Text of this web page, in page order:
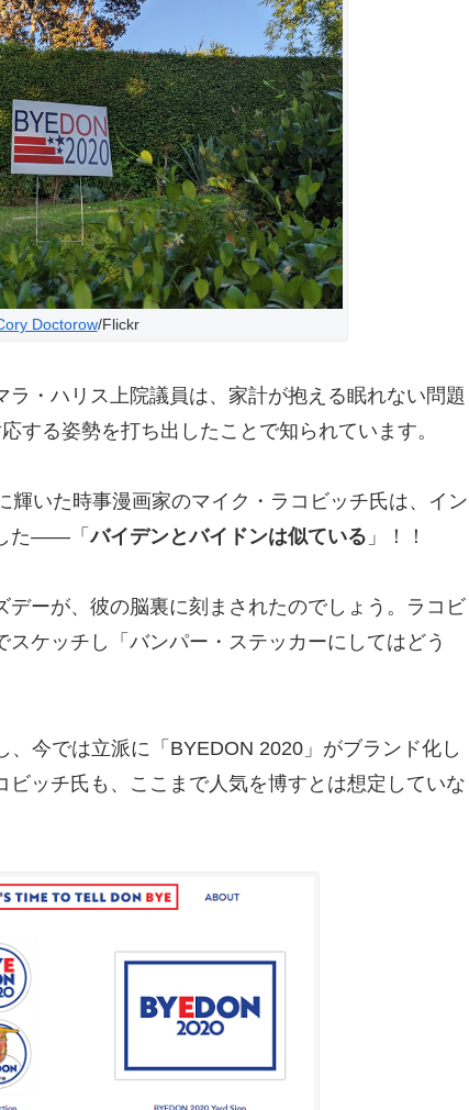
Doctorow/Flickr
・ハリス上院議員は、家計が抱える眠れない問題
する姿勢を打ち出したことで知られています。
輝いた時事漫画家のマイク・ラコビッチ氏は、イン
た――「バイデンとバイドンは似ている 」！！
ーが、彼の脳裏に刻まされたのでしょう。ラコビ
ケッチし「バンパー・ステッカーにしてはどう
今では立派に「BYEDON 2020」がブランド化し
ッチ氏も、ここまで人気を博すとは想定していな